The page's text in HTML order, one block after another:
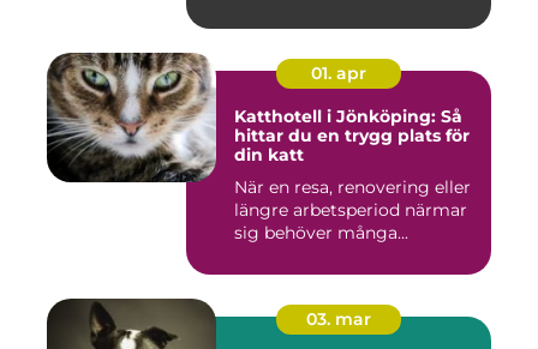
01. apr
Katthotell i Jönköping: Så
hittar du en trygg plats för
din katt
När en resa, renovering eller
längre arbetsperiod närmar
sig behöver många...
03. mar